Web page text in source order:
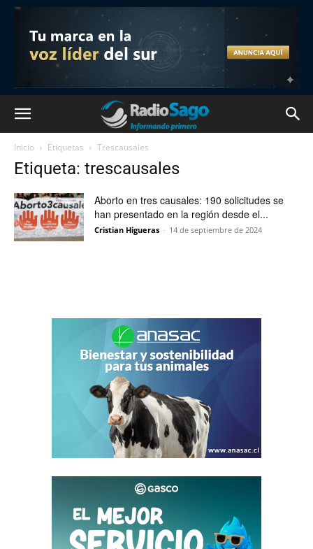
Inicio Etiquetas Trescausales
Etiqueta: trescausales
Aborto en tres causales: 190 solicitudes se
han presentado en la región desde el...
Cristian Higueras - 14 de septiembre de 2024